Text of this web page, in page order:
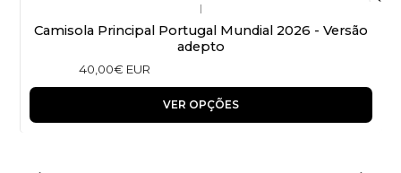
|
Camisola Principal Portugal Mundial 2026 - Versão
adepto
40,00€ EUR
VER OPÇÕES